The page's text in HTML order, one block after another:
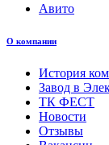
Авито
О компании
История
Завод в
ТК ФЕСТ
Новости
Отзывы